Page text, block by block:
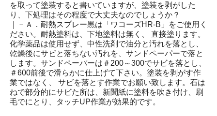
を取って塗装すると書いていますが、塗装を剥がした
り、下処理はその程度で大丈夫なのでしょうか？
｜－Ａ．耐熱スプレー黒は「ワコーズHR-B」をご使用く
ださい。耐熱塗料は、下地塗料は無く、 直接塗ります。
化学薬品は使用せず、中性洗剤で油分と汚れを落とし、
乾燥後にサビと落ちない汚れを、サンドペーパーで落と
します。サンドペーパーは＃200～300でサビを落とし、
＃600前後で滑らかに仕上げて下さい。塗装を剥がす作
業ではなく、 サビを落とす作業でお願い致します。石は
ねで部分的にサビた所は、新聞紙に塗料を吹き付け、刷
毛でにとり、タッチUP作業が効果的です。